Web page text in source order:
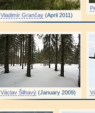
Vladimír Grančay (April 2011)
Václav Šilhavý (January 2009)